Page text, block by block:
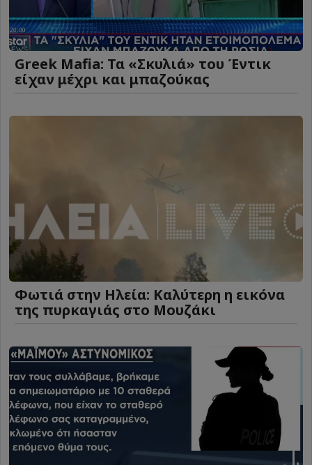
Greek Mafia: Τα «Σκυλιά» του Έντικ
είχαν μέχρι και μπαζούκας
Φωτιά στην Ηλεία: Καλύτερη η εικόνα
της πυρκαγιάς στο Μουζάκι